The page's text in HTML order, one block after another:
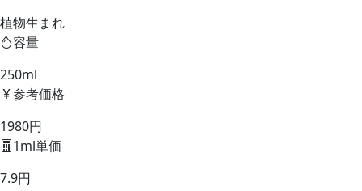
植物生まれ
容量
250ml
参考価格
1980円
1ml単価
7.9円